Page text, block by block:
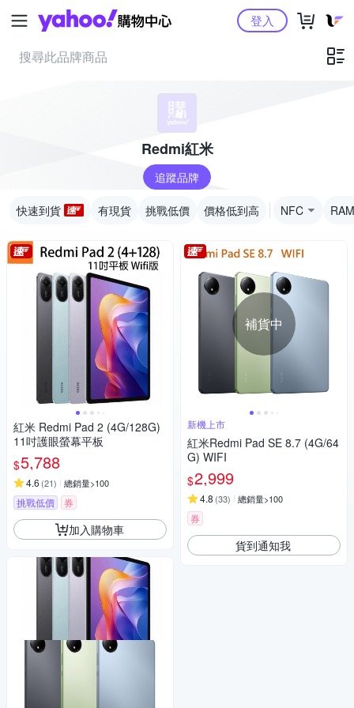
Yahoo購物中心登入
Redmi紅米
追蹤品牌
快速到貨 有現貨 挑戰低價 價格低到高 NFC
紅米 Redmi Pad 2 (4G/128G)
11吋護眼螢幕平板
$5,788
4.6 (21) 總銷量>100
挑戰低價 券
加入購物車
補貨中
新機上市
紅米Redmi Pad SE 8.7 (4G/64
G) WIFI
$2,999
4.8 (33) 總銷量>100
券
貨到通知我